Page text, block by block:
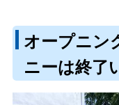
オープニン
ニーは終了